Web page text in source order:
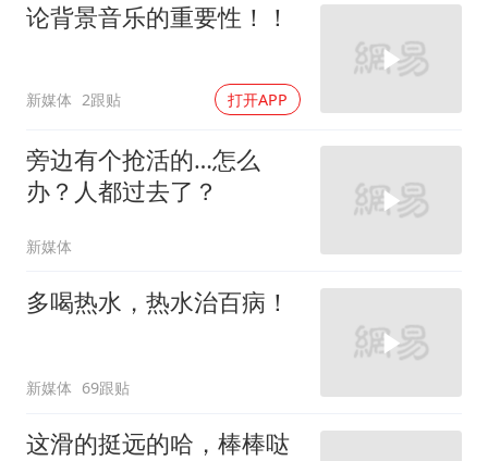
论背景音乐的重要性！！
新媒体 2跟贴 打开APP
旁边有个抢活的…怎么
办？人都过去了？
新媒体
多喝热水，热水治百病！
新媒体 69跟贴
这滑的挺远的哈，棒棒哒